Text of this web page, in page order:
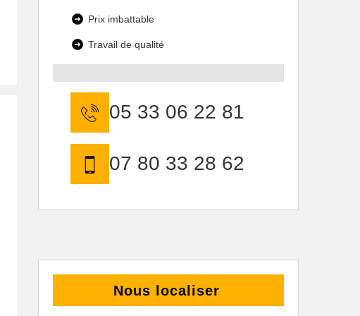
Prix imbattable
Travail de qualité
05 33 06 22 81
07 80 33 28 62
Nous localiser